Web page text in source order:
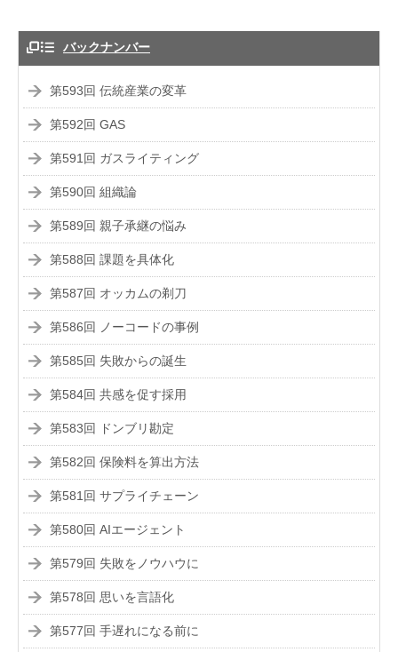
バックナンバー
第593回 伝統産業の変革
第592回 GAS
第591回 ガスライティング
第590回 組織論
第589回 親子承継の悩み
第588回 課題を具体化
第587回 オッカムの剃刀
第586回 ノーコードの事例
第585回 失敗からの誕生
第584回 共感を促す採用
第583回 ドンブリ勘定
第582回 保険料を算出方法
第581回 サプライチェーン
第580回 AIエージェント
第579回 失敗をノウハウに
第578回 思いを言語化
第577回 手遅れになる前に